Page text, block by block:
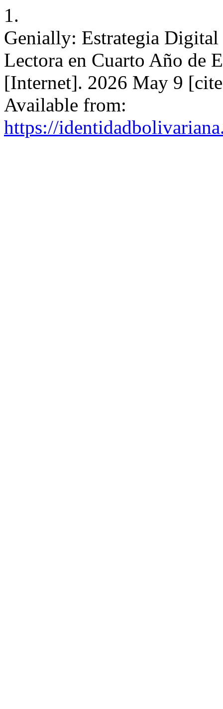
1.
Genially: Estrategia Digital
Lectora en Cuarto Año de
[Internet]. 2026 May 9
Available from:
https://